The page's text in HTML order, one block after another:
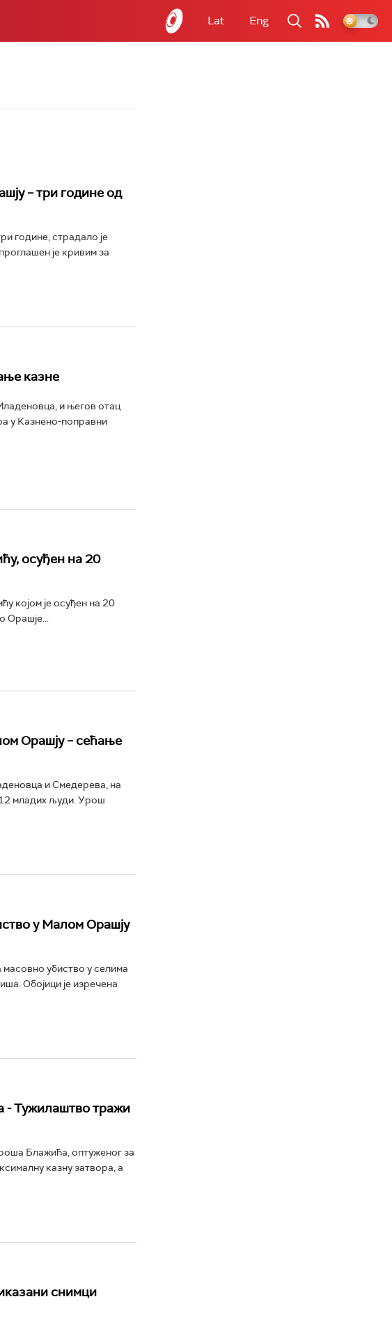
Lat Eng
– три године од
године, страдало је
је кривим за
казне
и његов отац
у Казнено-поправни
осуђен на 20
којом je осуђен на 20
Орашју – сећање
и Смедерева, на
младих људи. Урош
у Малом Орашју
убиство у селима
Обојици је изречена
- Тужилаштво тражи
Блажића, оптуженог за
казну затвора, а
снимци